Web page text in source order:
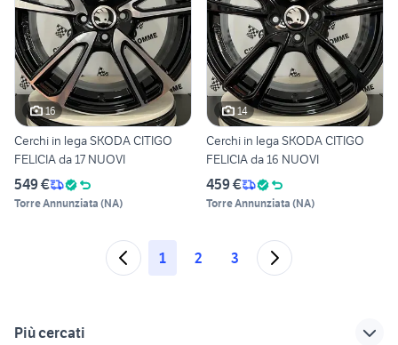
16
Cerchi in lega SKODA CITIGO
FELICIA da 17 NUOVI
549 €
Torre Annunziata (NA)
14
Cerchi in lega SKODA CITIGO
FELICIA da 16 NUOVI
459 €
Torre Annunziata (NA)
1 2 3
Più cercati